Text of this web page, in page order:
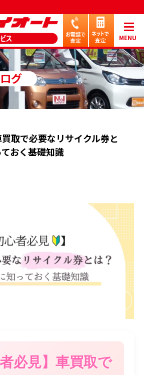
MENU
グ
買取で必要なリサイクル券と
おく基礎知識
者必見】車買取で